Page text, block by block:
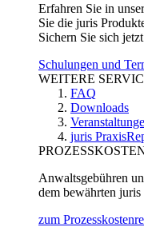
Erfahren Sie in
Sie die juris
Sichern Sie sich
Schulungen und
WEITERE
FAQ
Downloads
juris
Anwaltsgebühren
dem bewährten juris
zum